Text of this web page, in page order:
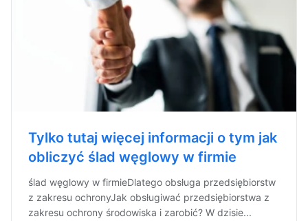
Tylko tutaj więcej informacji o tym jak
obliczyć ślad węglowy w firmie
ślad węglowy w firmieDlatego obsługa przedsiębiorstw
z zakresu ochronyJak obsługiwać przedsiębiorstwa z
zakresu ochrony środowiska i zarobić? W dzisie...